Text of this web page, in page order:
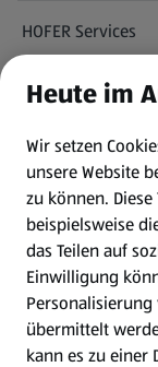
HOFER Services
Newsletter
WhatsApp
Gewinnspiele
Mein HOFER.
Meine Meinung.
Heute im
Wir setzen
unsere Website
zu können.
beispielsweise
das Teilen auf
Einwilligung
Personalisierung
übermittelt
kann es zu einer